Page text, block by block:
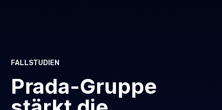
FALLSTUDIEN
Prada-Gruppe